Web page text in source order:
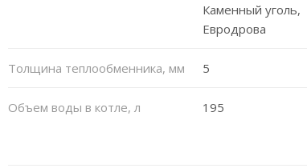
Каменный уголь,
Евродрова
Толщина теплообменника, мм 5
Объем воды в котле, л 195